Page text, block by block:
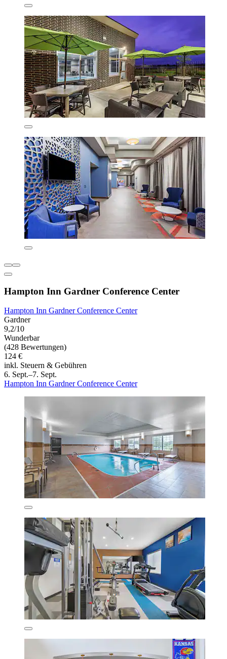
Hampton Inn Gardner Conference Center
Hampton Inn Gardner Conference Center
Gardner
9,2/10
Wunderbar
(428 Bewertungen)
124 €
inkl. Steuern & Gebühren
6. Sept.–7. Sept.
Hampton Inn Gardner Conference Center